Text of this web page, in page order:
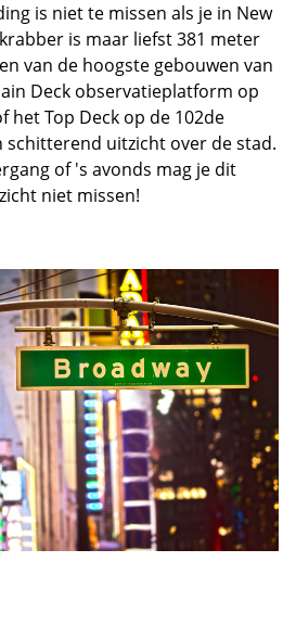
is niet te missen als je in New
is maar liefst 381 meter
van de hoogste gebouwen van
Deck observatieplatform op
het Top Deck op de 102de
schitterend uitzicht over de stad.
of 's avonds mag je dit
niet missen!